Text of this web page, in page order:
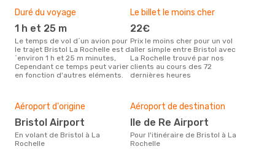
Duré du voyage
1 h et 25 m
Le temps de vol d´un avion pour
le trajet Bristol La Rochelle est d
´environ 1 h et 25 m minutes,
Cependant ce temps peut varier
en fonction d'autres eléments.
Le billet le moins cher
22€
Prix le moins cher pour un vol
aller simple entre Bristol avec
La Rochelle trouvé par nos
clients au cours des 72
dernières heures
Aéroport d'origine
Bristol Airport
En volant de Bristol à La
Rochelle
Aéroport de destination
Ile de Re Airport
Pour l'itinéraire de Bristol à La
Rochelle